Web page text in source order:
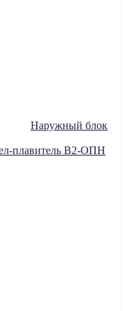
Наружный блок
плавитель В2-ОПН